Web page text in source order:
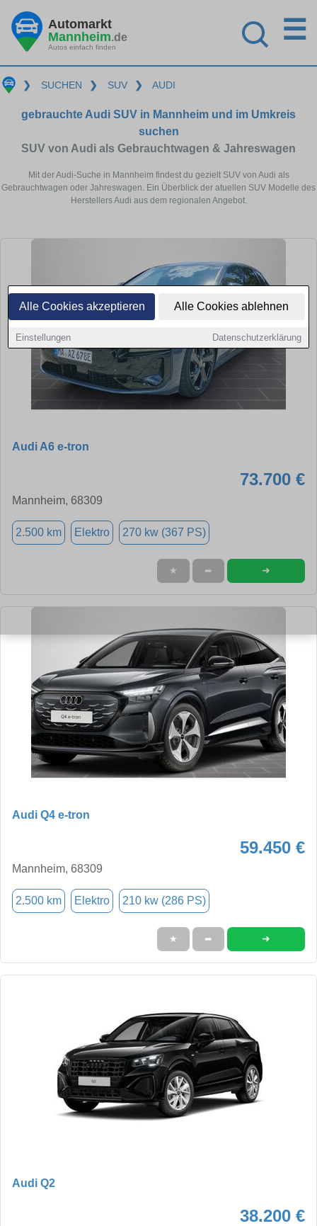
Alle Cookies akzeptieren Alle Cookies ablehnen
Einstellungen Datenschutzerklärung
Automarkt
Mannheim.de
Autos einfach finden
☰
❯ SUCHEN ❯ SUV ❯ AUDI
gebrauchte Audi SUV in Mannheim und im Umkreis
suchen
SUV von Audi als Gebrauchtwagen & Jahreswagen
Mit der Audi-Suche in Mannheim findest du gezielt SUV von Audi als
Gebrauchtwagen oder Jahreswagen. Ein Überblick der atuellen SUV Modelle des
Herstellers Audi aus dem regionalen Angebot.
Audi A6 e-tron
73.700 €
Mannheim, 68309
2.500 km Elektro 270 kw (367 PS)
★ ➦ ➜
Audi Q4 e-tron
59.450 €
Mannheim, 68309
2.500 km Elektro 210 kw (286 PS)
★ ➦ ➜
Audi Q2
38.200 €